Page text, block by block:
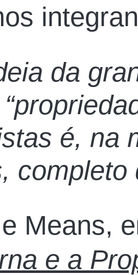
da
é, na
completo
Means,
e a